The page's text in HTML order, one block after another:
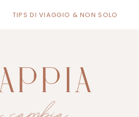
TIPS DI VIAGGIO & NON SOLO